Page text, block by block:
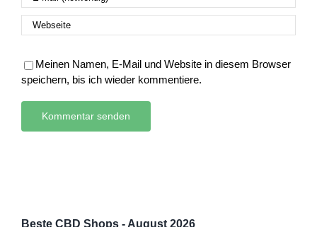
Meinen Namen, E-Mail und Website in diesem Browser
speichern, bis ich wieder kommentiere.
Beste CBD Shops - August 2026